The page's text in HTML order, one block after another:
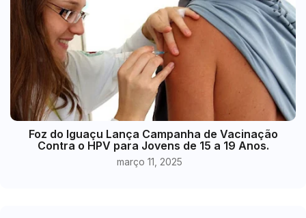
Foz do Iguaçu Lança Campanha de Vacinação
Contra o HPV para Jovens de 15 a 19 Anos.
março 11, 2025